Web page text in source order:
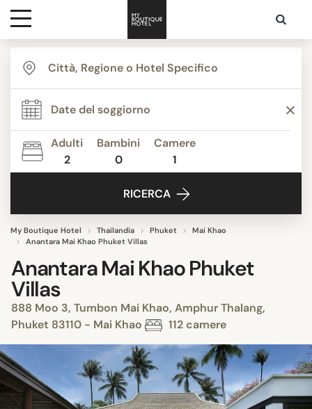
Destinazioni
Ispirazione
Contatti
Adulti
2
Bambini
0
Camere
1
RICERCA
My Boutique Hotel Thailandia Phuket
Mai Khao
Anantara Mai Khao Phuket Villas
Anantara Mai Khao Phuket
Villas
888 Moo 3, Tumbon Mai Khao, Amphur Thalang,
Phuket 83110 - Mai Khao
112 camere